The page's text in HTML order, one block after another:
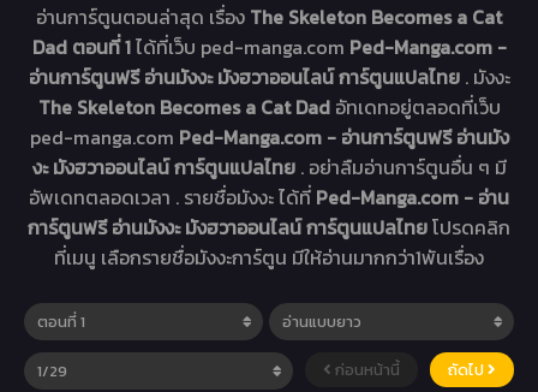
อ่านการ์ตูนตอนล่าสุด เรื่อง The Skeleton Becomes a Cat
Dad ตอนที่ 1ได้ที่เว็บ ped-manga.com Ped-Manga.com -
อ่านการ์ตูนฟรี อ่านมังงะ มังฮวาออนไลน์ การ์ตูนแปลไทย . มังงะ
The Skeleton Becomes a Cat Dad อัทเดทอยู่ตลอดที่เว็บ
ped-manga.com Ped-Manga.com - อ่านการ์ตูนฟรี อ่านมัง
งะ มังฮวาออนไลน์ การ์ตูนแปลไทย . อย่าลืมอ่านการ์ตูนอื่น ๆ มี
อัพเดทตลอดเวลา . รายชื่อมังงะ ได้ที่ Ped-Manga.com - อ่าน
การ์ตูนฟรี อ่านมังงะ มังฮวาออนไลน์ การ์ตูนแปลไทยโปรดคลิก
ที่เมนู เลือกรายชื่อมังงะการ์ตูน มีให้อ่านมากกว่า1พันเรื่อง
ก่อนหน้านี้ ถัดไป